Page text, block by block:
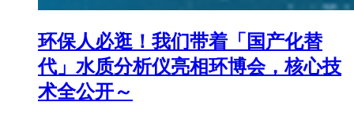
环保人必逛！我们带着「国产化替
代」水质分析仪亮相环博会，核心技
术全公开～